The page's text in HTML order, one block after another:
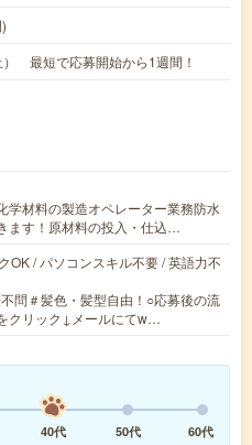
最短で応募開始から1週間！
学材料の製造オペレーター業務防水
ます！原材料の投入・仕込…
OK / パソコンスキル不要 / 英語力不
問＃髪色・髪型自由！○応募後の流
クリック↓メールにてw…
40代 50代 60代